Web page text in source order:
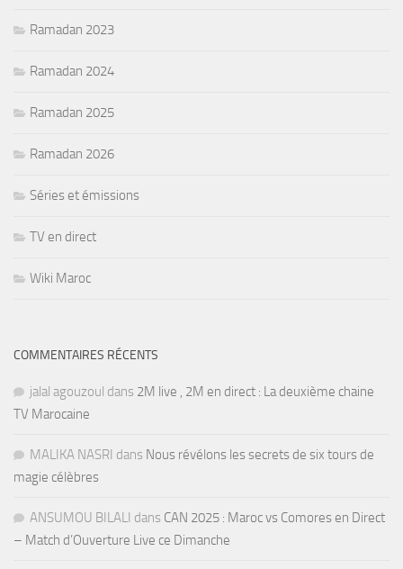
Ramadan 2023
Ramadan 2024
Ramadan 2025
Ramadan 2026
Séries et émissions
TV en direct
Wiki Maroc
COMMENTAIRES RÉCENTS
jalal agouzoul dans 2M live , 2M en direct : La deuxième chaine
TV Marocaine
MALIKA NASRI dans Nous révélons les secrets de six tours de
magie célèbres
ANSUMOU BILALI dans CAN 2025 : Maroc vs Comores en Direct
– Match d’Ouverture Live ce Dimanche